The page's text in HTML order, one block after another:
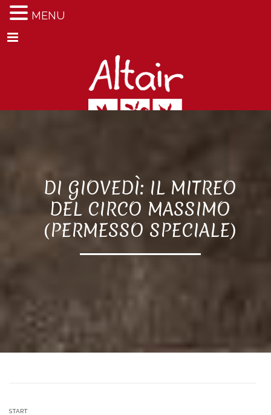
Menu
DI GIOVEDÌ: IL MITREO
DEL CIRCO MASSIMO
(PERMESSO SPECIALE)
START
MENU